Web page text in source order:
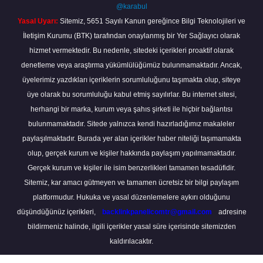
@karabul
Yasal Uyarı: Sitemiz, 5651 Sayılı Kanun gereğince Bilgi Teknolojileri ve
İletişim Kurumu (BTK) tarafından onaylanmış bir Yer Sağlayıcı olarak
hizmet vermektedir. Bu nedenle, sitedeki içerikleri proaktif olarak
denetleme veya araştırma yükümlülüğümüz bulunmamaktadır. Ancak,
üyelerimiz yazdıkları içeriklerin sorumluluğunu taşımakta olup, siteye
üye olarak bu sorumluluğu kabul etmiş sayılırlar. Bu internet sitesi,
herhangi bir marka, kurum veya şahıs şirketi ile hiçbir bağlantısı
bulunmamaktadır. Sitede yalnızca kendi hazırladığımız makaleler
paylaşılmaktadır. Burada yer alan içerikler haber niteliği taşımamakta
olup, gerçek kurum ve kişiler hakkında paylaşım yapılmamaktadır.
Gerçek kurum ve kişiler ile isim benzerlikleri tamamen tesadüfidir.
Sitemiz, kar amacı gütmeyen ve tamamen ücretsiz bir bilgi paylaşım
platformudur. Hukuka ve yasal düzenlemelere aykırı olduğunu
düşündüğünüz içerikleri,
backlinkpanelicomtr@gmail.com
adresine
bildirmeniz halinde, ilgili içerikler yasal süre içerisinde sitemizden
kaldırılacaktır.